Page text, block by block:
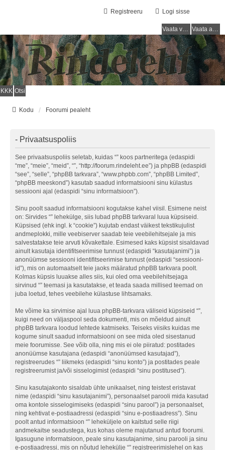
Logi sisse
Registreeru
Vaata vastamata teemasi Vaata aktiivseid teemasid
KKK Otsi
Kodu Foorumi pealeht
- Privaatsuspoliis
See privaatsuspoliis seletab, kuidas “” koos partneritega (edaspidi
“me”, “meie”, “meid”, “”, “http://foorum.rindeleht.ee”) ja phpBB (edaspidi
“see”, “selle”, “phpBB tarkvara”, “www.phpbb.com”, “phpBB Limited”,
“phpBB meeskond”) kasutab saadud informatsiooni sinu külastus
sessiooni ajal (edaspidi “sinu informatsioon”).
Sinu poolt saadud informatsiooni kogutakse kahel viisil. Esimene neist
on: Sirvides “” lehekülge, siis lubad phpBB tarkvaral luua küpsiseid.
Küpsised (ehk ingl. k “cookie”) kujutab endast väikest tekstikujulist
andmeplokki, mille veebiserver saadab teie veebilehitsejale ja mis
salvestatakse teie arvuti kõvakettale. Esimesed kaks küpsist sisaldavad
ainult kasutaja identifitseerimise tunnust (edaspidi “kasutajanimi”) ja
anonüümse sessiooni identifitseerimise tunnust (edaspidi “sessiooni-
id”), mis on automaatselt teie jaoks määratud phpBB tarkvara poolt.
Kolmas küpsis luuakse alles siis, kui oled oma veebilehitsejaga
sirvinud “” teemasi ja kasutatakse, et teada saada millised teemad on
juba loetud, tehes veebilehe külastuse lihtsamaks.
Me võime ka sirvimise ajal luua phpBB-tarkvara väliseid küpsiseid “”,
kuigi need on väljaspool seda dokumenti, mis on mõeldud ainult
phpBB tarkvara loodud lehtede katmiseks. Teiseks viisiks kuidas me
kogume sinult saadud informatsiooni on see mida oled sisestanud
meie foorumisse. See võib olla, ning mis ei ole piiratud: postitades
anonüümse kasutajana (edaspidi “anonüümsed kasutajad”),
registreerudes “” liikmeks (edaspidi “sinu konto”) ja postitades peale
registreerumist ja/või sisselogimist (edaspidi “sinu postitused”).
Sinu kasutajakonto sisaldab ühte unikaalset, ning teistest eristavat
nime (edaspidi “sinu kasutajanimi”), personaalset parooli mida kasutad
oma kontole sisselogimiseks (edaspidi “sinu parool”) ja personaalset,
ning kehtivat e-postiaadressi (edaspidi “sinu e-postiaadress”). Sinu
poolt antud informatsioon “” leheküljele on kaitstud selle riigi
andmekaitse seadustega, kus kohas oleme majutanud antud foorumi.
Igasugune informatsioon, peale sinu kasutajanime, sinu parooli ja sinu
e-postiaadressi, mis on nõutud lehekülje “” registreerimislehel on kas